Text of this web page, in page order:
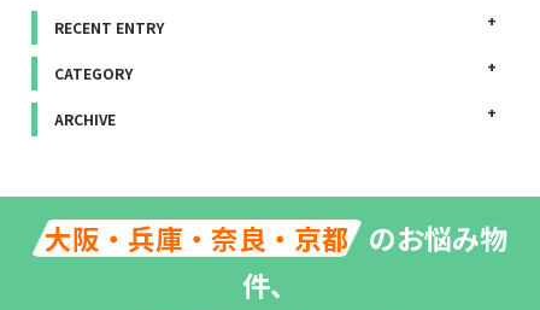
RECENT ENTRY
CATEGORY
ARCHIVE
大阪・兵庫・奈良・京都 のお悩み物
件、